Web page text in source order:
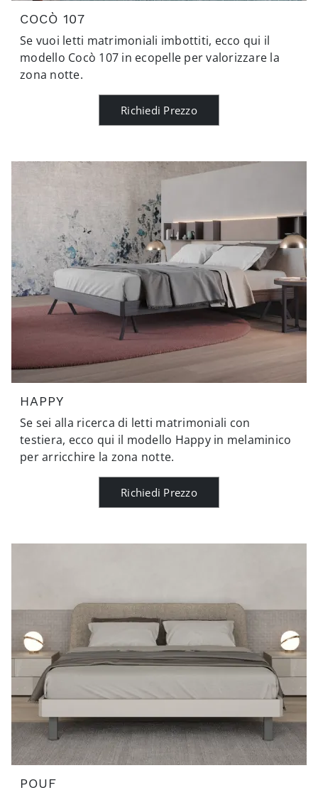
COCÒ 107
Se vuoi letti matrimoniali imbottiti, ecco qui il
modello Cocò 107 in ecopelle per valorizzare la
zona notte.
Richiedi Prezzo
HAPPY
Se sei alla ricerca di letti matrimoniali con
testiera, ecco qui il modello Happy in melaminico
per arricchire la zona notte.
Richiedi Prezzo
POUF